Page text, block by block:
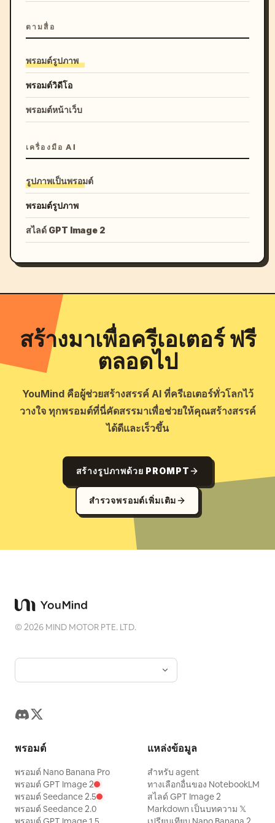
ตามสื่อ
พรอมต์รูปภาพ
พรอมต์วิดีโอ
พรอมต์หน้าเว็บ
เครื่องมือ AI
รูปภาพเป็นพรอมต์
พรอมต์รูปภาพ
สไลด์ GPT Image 2
สร้างมาเพื่อครีเอเตอร์ ฟรี
ตลอดไป
YouMind คือผู้ช่วยสร้างสรรค์ AI ที่ครีเอเตอร์ทั่วโลกไว้
วางใจ ทุกพรอมต์ที่นี่คัดสรรมาเพื่อช่วยให้คุณสร้างสรรค์
ได้ดีและเร็วขึ้น
สร้างรูปภาพด้วย PROMPT
สำรวจพรอมต์เพิ่มเติม
©2026 MIND MOTOR PTE. LTD.
พรอมต์
พรอมต์ Nano Banana Pro
พรอมต์ GPT Image 2
พรอมต์ Seedance 2.5
พรอมต์ Seedance 2.0
แหล่งข้อมูล
สำหรับ agent
ทางเลือกอื่นของ NotebookLM
สไลด์ GPT Image 2
Markdown เป็นบทความ 𝕏